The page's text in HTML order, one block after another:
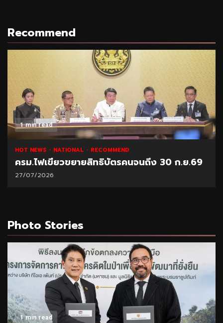
Recommend
1 min read
HOT NEWS NATIONAL RECOMMEND
ครม.ไฟเขียวขยายสิทธิบัตรคนจนถึง 30 ก.ย.69
27/07/2026
Photo Stories
1 min read